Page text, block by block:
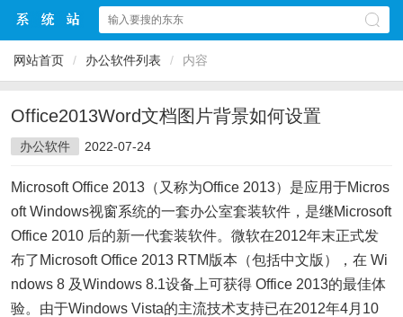
网站首页 / 办公软件列表 / 内容
Office2013Word文档图片背景如何设置
办公软件 2022-07-24
Microsoft Office 2013（又称为Office 2013）是应用于Micros
oft Windows视窗系统的一套办公室套装软件，是继Microsoft
Office 2010 后的新一代套装软件。微软在2012年末正式发
布了Microsoft Office 2013 RTM版本（包括中文版），在 Wi
ndows 8 及Windows 8.1设备上可获得 Office 2013的最佳体
验。由于Windows Vista的主流技术支持已在2012年4月10